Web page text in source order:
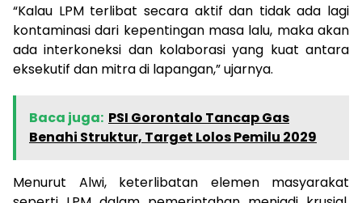
“Kalau LPM terlibat secara aktif dan tidak ada lagi
kontaminasi dari kepentingan masa lalu, maka akan
ada interkoneksi dan kolaborasi yang kuat antara
eksekutif dan mitra di lapangan,” ujarnya.
Baca juga: PSI Gorontalo Tancap Gas
Benahi Struktur, Target Lolos Pemilu 2029
Menurut Alwi, keterlibatan elemen masyarakat